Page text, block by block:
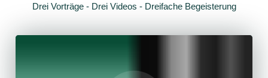
Drei Vorträge - Drei Videos - Dreifache Begeisterung